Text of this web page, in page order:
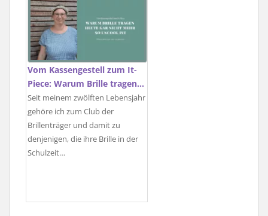
Vom Kassengestell zum It-
Piece: Warum Brille tragen…
Seit meinem zwölften Lebensjahr
gehöre ich zum Club der
Brillenträger und damit zu
denjenigen, die ihre Brille in der
Schulzeit…